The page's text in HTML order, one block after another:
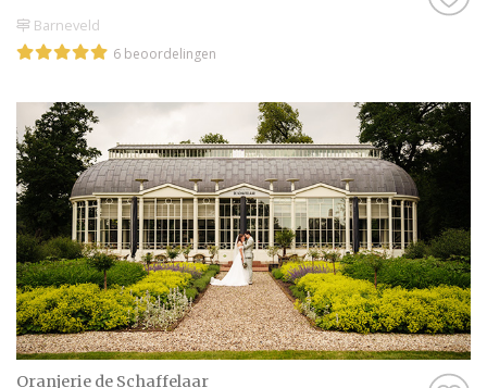
Barneveld
6 beoordelingen
Oranjerie de Schaffelaar